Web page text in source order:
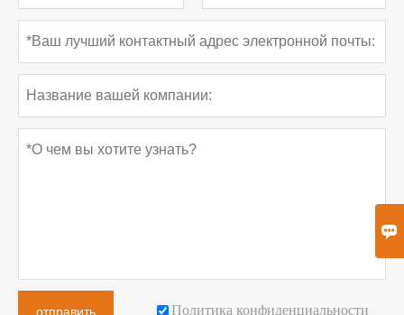
отправить Политика конфиденциальности
